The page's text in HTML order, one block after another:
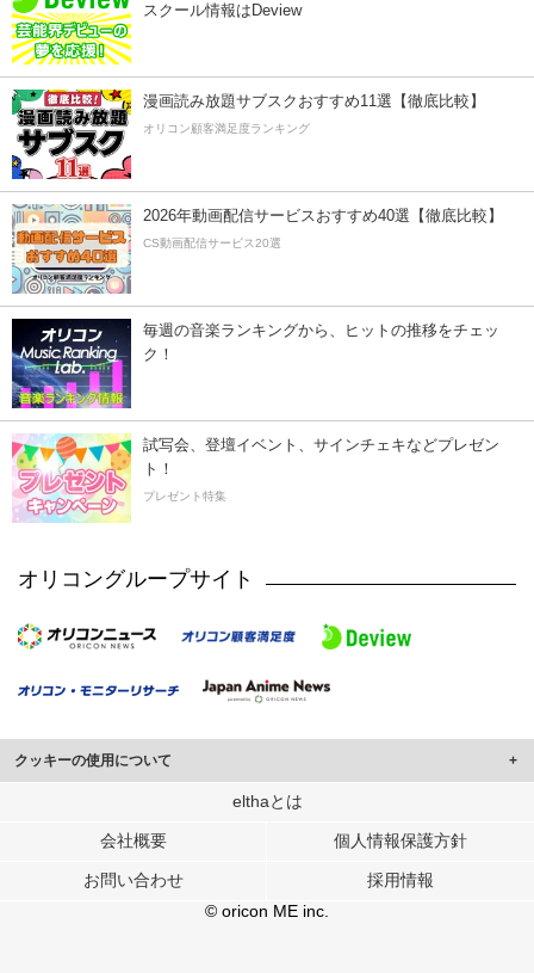
スクール情報はDeview
漫画読み放題サブスクおすすめ11選【徹底比較】
オリコン顧客満足度ランキング
2026年動画配信サービスおすすめ40選【徹底比較】
CS動画配信サービス20選
毎週の音楽ランキングから、ヒットの推移をチェッ
ク！
試写会、登壇イベント、サインチェキなどプレゼン
ト！
プレゼント特集
オリコングループサイト
クッキーの使用について
このサイトでは Cookie を使用して、ユーザーに合わせたコンテンツや広告の
行っています。
メディアや広告配信、データ解析の各パートナーに提供しています。
各パートナーは、この情報とユーザーが各パートナーに提供した他の情報や、
ユーザーが各パートナーのサービスを使用したときに収集した他の情報を組み
elthaとは
会社概要 個人情報保護方針
お問い合わせ
採用情報
© oricon ME inc.